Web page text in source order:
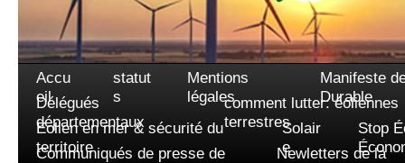
Aller
contenu
Accu
eil
statut
s
Mentions
légales
Manifeste
Durable
Délégués
départementaux
comment lutter: éoliennes
terrestres
Eolien en mer & sécurité du
territoire
Solair
e
Stop
Communiqués de presse de
Newletters de la